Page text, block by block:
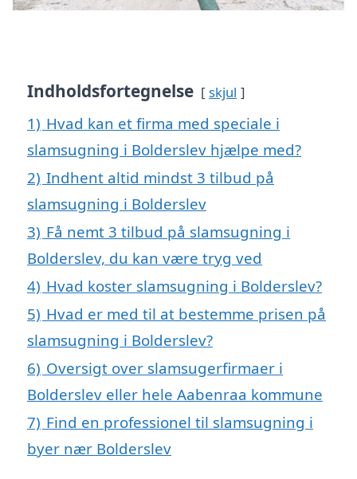
Indholdsfortegnelse skjul
1) Hvad kan et firma med speciale i
slamsugning i Bolderslev hjælpe med?
2) Indhent altid mindst 3 tilbud på
slamsugning i Bolderslev
3) Få nemt 3 tilbud på slamsugning i
Bolderslev, du kan være tryg ved
4) Hvad koster slamsugning i Bolderslev?
5) Hvad er med til at bestemme prisen på
slamsugning i Bolderslev?
6) Oversigt over slamsugerfirmaer i
Bolderslev eller hele Aabenraa kommune
7) Find en professionel til slamsugning i
byer nær Bolderslev